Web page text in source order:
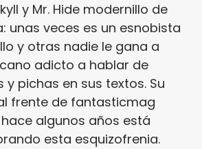
y Mr. Hide modernillo de
unas veces es un esnobista
y otras nadie le gana a
adicto a hablar de
y pichas en sus textos. Su
frente de fantasticmag
algunos años está
esta esquizofrenia.